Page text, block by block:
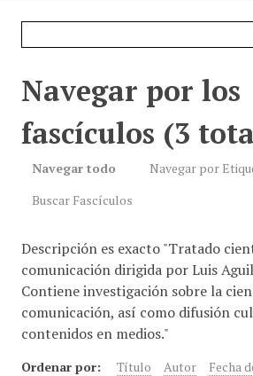
Navegar por los
fascículos (3
Navegar todo
Navegar por
Buscar Fascículos
Descripción es exacto "Tratado
comunicación dirigida por Luis
Contiene investigación sobre la
comunicación, así como difusión
contenidos en medios."
Ordenar por: Título Autor Fecha